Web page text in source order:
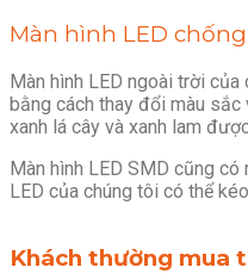
Màn hình LED
Màn hình LED ngoài trời
bằng cách thay đổi màu sắc
xanh lá cây và xanh lam
Màn hình LED SMD cũng
LED của chúng tôi có thể
Khách thường mua